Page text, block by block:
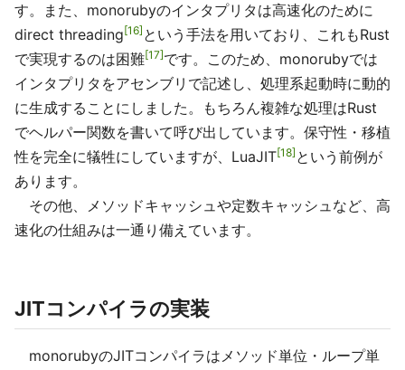
す。また、monorubyのインタプリタは高速化のために
direct threading 16 という手法を用いており、これもRust
で実現するのは困難 17 です。このため、monorubyでは
インタプリタをアセンブリで記述し、処理系起動時に動的
に生成することにしました。もちろん複雑な処理はRust
でヘルパー関数を書いて呼び出しています。保守性・移植
性を完全に犠牲にしていますが、LuaJIT 18 という前例が
あります。
その他、メソッドキャッシュや定数キャッシュなど、高
速化の仕組みは一通り備えています。
JITコンパイラの実装
monorubyのJITコンパイラはメソッド単位・ループ単